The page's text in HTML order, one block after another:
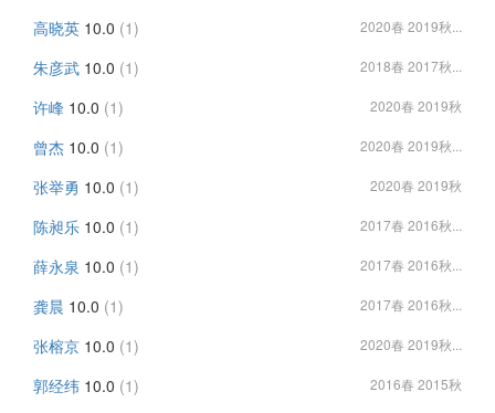
高晓英 10.0 (1) 2020春 2019秋...
朱彦武 10.0 (1) 2018春 2017秋...
许峰 10.0 (1) 2020春 2019秋
曾杰 10.0 (1) 2020春 2019秋...
张举勇 10.0 (1) 2020春 2019秋
陈昶乐 10.0 (1) 2017春 2016秋...
薛永泉 10.0 (1) 2017春 2016秋...
龚晨 10.0 (1) 2017春 2016秋...
张榕京 10.0 (1) 2020春 2019秋...
郭经纬 10.0 (1) 2016春 2015秋